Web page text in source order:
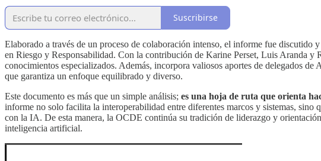
Suscribirse
Elaborado a través de un proceso de colaboración intenso, el informe fue
en Riesgo y Responsabilidad. Con la contribución de Karine Perset, Luis Aranda
conocimientos especializados. Además, incorpora valiosos aportes de delegados
que garantiza un enfoque equilibrado y diverso.
Este documento es más que un simple análisis; es una hoja de ruta que orienta
informe no solo facilita la interoperabilidad entre diferentes marcos y sistemas, sino
con la IA. De esta manera, la OCDE continúa su tradición de liderazgo y
inteligencia artificial.